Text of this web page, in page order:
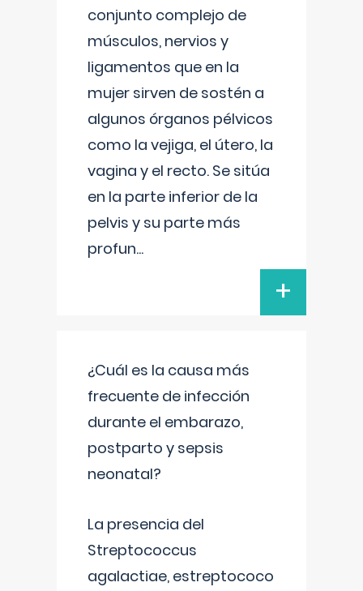
conjunto complejo de
músculos, nervios y
ligamentos que en la
mujer sirven de sostén a
algunos órganos pélvicos
como la vejiga, el útero, la
vagina y el recto. Se sitúa
en la parte inferior de la
pelvis y su parte más
profun...
+
¿Cuál es la causa más
frecuente de infección
durante el embarazo,
postparto y sepsis
neonatal?
La presencia del
Streptococcus
agalactiae, estreptococo